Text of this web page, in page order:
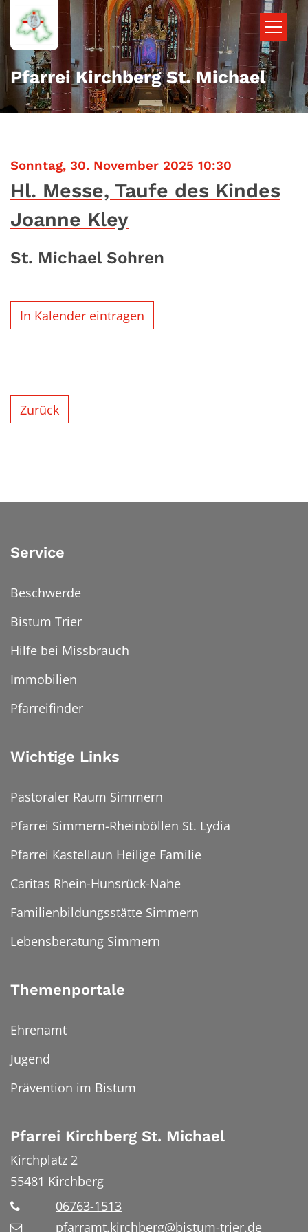
Zum Inhalt springen
Pfarrei Kirchberg St. Michael
Sonntag, 30. November 2025 10:30
Hl. Messe, Taufe des Kindes
Joanne Kley
St. Michael Sohren
In Kalender eintragen
Zurück
Service
Beschwerde
Bistum Trier
Hilfe bei Missbrauch
Immobilien
Pfarreifinder
Wichtige Links
Pastoraler Raum Simmern
Pfarrei Simmern-Rheinböllen St. Lydia
Pfarrei Kastellaun Heilige Familie
Caritas Rhein-Hunsrück-Nahe
Familienbildungsstätte Simmern
Lebensberatung Simmern
Themenportale
Ehrenamt
Jugend
Prävention im Bistum
Pfarrei Kirchberg St. Michael
Kirchplatz 2
55481 Kirchberg
06763-1513
pfarramt.kirchberg@bistum-trier.de